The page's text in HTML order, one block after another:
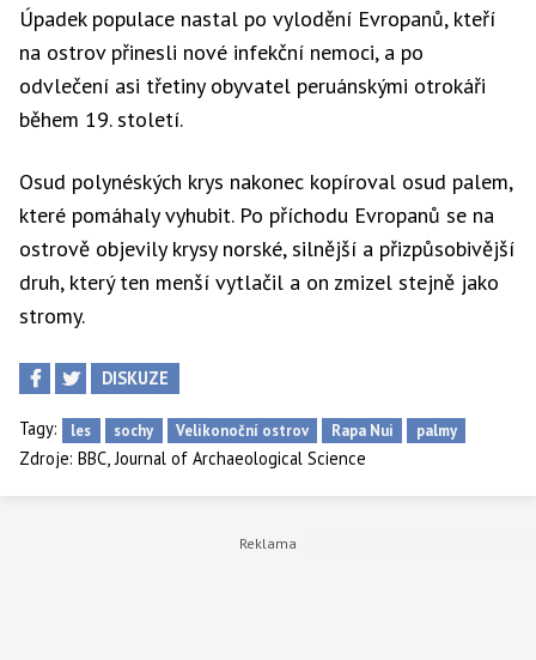
Úpadek populace nastal po vylodění Evropanů, kteří
na ostrov přinesli nové infekční nemoci, a po
odvlečení asi třetiny obyvatel peruánskými otrokáři
během 19. století.
Osud polynéských krys nakonec kopíroval osud palem,
které pomáhaly vyhubit. Po příchodu Evropanů se na
ostrově objevily krysy norské, silnější a přizpůsobivější
druh, který ten menší vytlačil a on zmizel stejně jako
stromy.
DISKUZE
Tagy: les sochy Velikonoční ostrov Rapa Nui palmy
Zdroje: BBC Journal of Archaeological Science